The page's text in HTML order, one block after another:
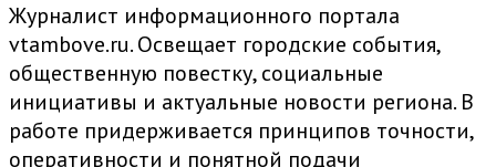
Журналист информационного портала
vtambove.ru. Освещает городские события,
общественную повестку, социальные
инициативы и актуальные новости региона. В
работе придерживается принципов точности,
оперативности и понятной подачи